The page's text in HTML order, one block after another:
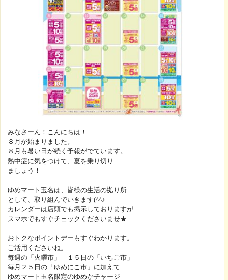
みなさーん！こんにちは！
８月が始まりました。
８月も暑い日が続く予報がでています。
熱中症に気をつけて、夏を乗り切り
ましょう！